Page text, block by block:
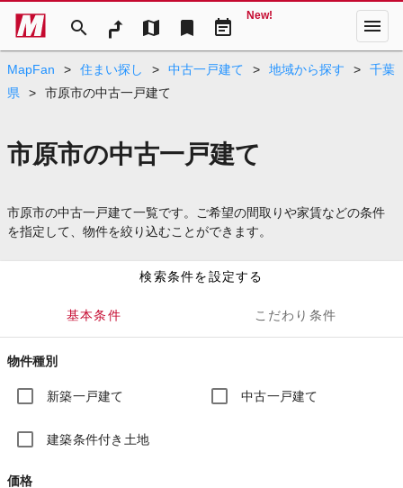
search map bookmark event_note
New! menu
MapFan > 住まい探し > 中古一戸建て > 地域から探す >
千葉
県
> 市原市の中古一戸建て
市原市の中古一戸建て
市原市の中古一戸建て一覧です。ご希望の間取りや家賃などの条件
を指定して、物件を絞り込むことができます。
検索条件を設定する
基本条件 こだわり条件
物件種別
新築一戸建て 中古一戸建て
建築条件付き土地
価格